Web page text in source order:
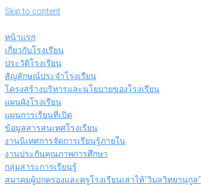
Skip to content
หน้าแรก
เกี่ยวกับโรงเรียน
ประวัติโรงเรียน
สัญลักษณ์ประจำโรงเรียน
โครงสร้างบริหารและนโยบายของโรงเรียน
แผนผังโรงเรียน
แผนการเรียนที่เปิด
ข้อมูลสารสนเทศโรงเรียน
งานนิเทศการจัดการเรียนรู้ภายใน
งานประกันคุณภาพการศึกษา
กลุ่มสาระการเรียนรู้
สมาคมผู้ปกครองและครูโรงเรียนเสาไห้”วิมลวิทยานุกูล”